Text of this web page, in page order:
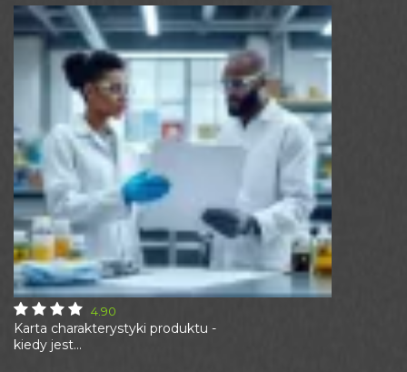
Karta charakterystyki produktu -
kiedy jest...
4.90